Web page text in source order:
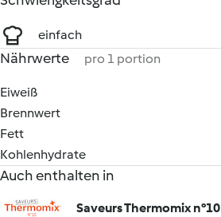
einfach
Nährwerte pro 1 portion
Eiweiß
Brennwert
Fett
Kohlenhydrate
Auch enthalten in
Saveurs Thermomix n°10